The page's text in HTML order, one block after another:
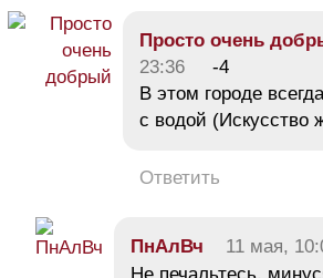
Просто очень
23:36
-4
В этом городе
с водой (Искусство
Ответить
ПнАлВч 11 мая,